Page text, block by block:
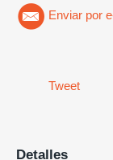
Enviar por
Tweet
Detalles